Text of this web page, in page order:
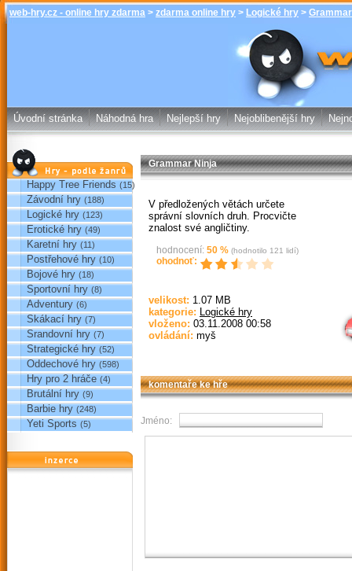
web-hry.cz - online hry zdarma > zdarma online hry > Logické hry >
Grammar
online hry
Úvodní stránka Náhodná hra Nejlepší hry Nejoblibenější hry
Hry podle žánrů
Happy Tree Friends (15)
Závodní hry (188)
Logické hry (123)
Erotické hry (49)
Karetní hry (11)
Postřehové hry (10)
Bojové hry (18)
Sportovní hry (8)
Adventury (6)
Skákací hry (7)
Srandovní hry (7)
Strategické hry (52)
Oddechové hry (598)
Hry pro 2 hráče (4)
Brutální hry (9)
Barbie hry (248)
Yeti Sports (5)
reklama
Grammar Ninja
V předložených větách určete
správní slovních druh. Procvičte
znalost své angličtiny.
hodnocení: 50 % (hodnotilo 121 lidí)
ohodnoť:
velikost: 1.07 MB
kategorie: Logické hry
vloženo: 03.11.2008 00:58
ovládání: myš
komentaře ke hře
Jméno: